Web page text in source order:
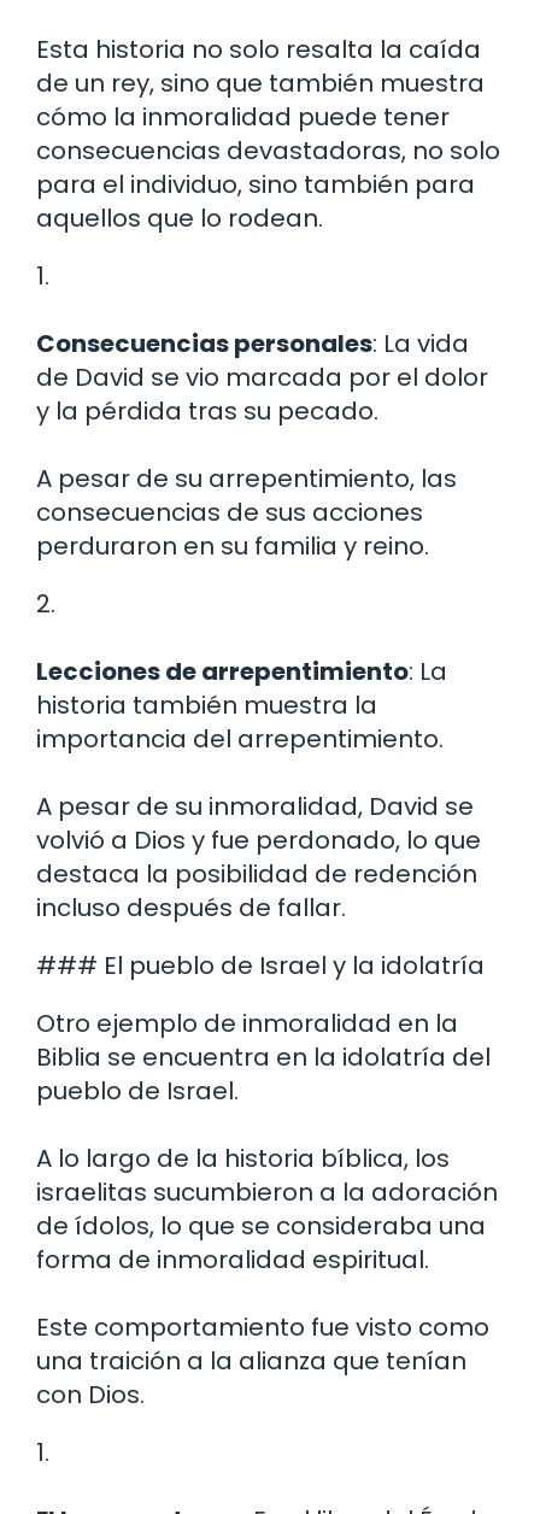
Esta historia no solo resalta la caída
de un rey, sino que también muestra
cómo la inmoralidad puede tener
consecuencias devastadoras, no solo
para el individuo, sino también para
aquellos que lo rodean.
1.
Consecuencias personales: La vida
de David se vio marcada por el dolor
y la pérdida tras su pecado.
A pesar de su arrepentimiento, las
consecuencias de sus acciones
perduraron en su familia y reino.
2.
Lecciones de arrepentimiento: La
historia también muestra la
importancia del arrepentimiento.
A pesar de su inmoralidad, David se
volvió a Dios y fue perdonado, lo que
destaca la posibilidad de redención
incluso después de fallar.
### El pueblo de Israel y la idolatría
Otro ejemplo de inmoralidad en la
Biblia se encuentra en la idolatría del
pueblo de Israel.
A lo largo de la historia bíblica, los
israelitas sucumbieron a la adoración
de ídolos, lo que se consideraba una
forma de inmoralidad espiritual.
Este comportamiento fue visto como
una traición a la alianza que tenían
con Dios.
1.